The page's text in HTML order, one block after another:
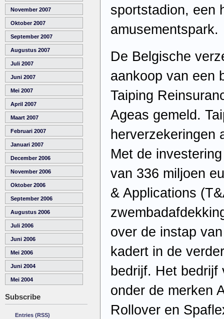
November 2007
Oktober 2007
September 2007
Augustus 2007
Juli 2007
Juni 2007
Mei 2007
April 2007
Maart 2007
Februari 2007
Januari 2007
December 2006
November 2006
Oktober 2006
September 2006
Augustus 2006
Juli 2006
Juni 2006
Mei 2006
Juni 2004
Mei 2004
Subscribe
Entries (RSS)
sportstadion, een
amusementspark.
De Belgische
aankoop van een
Taiping
Ageas gemeld.
herverzekeringen
Met de
van 336 miljoen
& Applications
over de instap
kadert in de
bedrijf. Het
onder de merken
Rollover en